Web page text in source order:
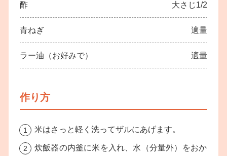
酢 大さじ1/2
青ねぎ 適量
ラー油（お好みで） 適量
作り方
米はさっと軽く洗ってザルにあげます。
炊飯器の内釜に米を入れ、水（分量外）をおか